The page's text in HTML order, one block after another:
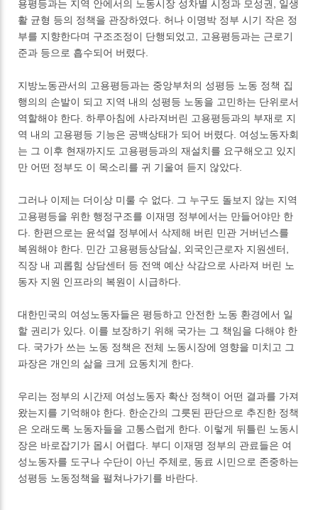
용평등과는 지역 안에서의 노동시장 성차별 시정과 모성권, 일생
활 균형 등의 정책을 관장하였다. 허나 이명박 정부 시기 작은 정
부를 지향한다며 구조조정이 단행되었고, 고용평등과는 근로기
준과 등으로 흡수되어 버렸다.
지방노동관서의 고용평등과는 중앙부처의 성평등 노동 정책 집
행의의 손발이 되고 지역 내의 성평등 노동을 고민하는 단위로서
역할해야 한다. 하루아침에 사라져버린 고용평등과의 부재로 지
역 내의 고용평등 기능은 공백상태가 되어 버렸다. 여성노동자회
는 그 이후 현재까지도 고용평등과의 재설치를 요구해오고 있지
만 어떤 정부도 이 목소리를 귀 기울여 듣지 않았다.
그러나 이제는 더이상 미룰 수 없다. 그 누구도 돌보지 않는 지역
고용평등을 위한 행정구조를 이재명 정부에서는 만들어야만 한
다. 한편으로는 윤석열 정부에서 삭제해 버린 민관 거버넌스를
복원해야 한다. 민간 고용평등상담실, 외국인근로자 지원센터,
직장 내 괴롭힘 상담센터 등 전액 예산 삭감으로 사라져 버린 노
동자 지원 인프라의 복원이 시급하다.
대한민국의 여성노동자들은 평등하고 안전한 노동 환경에서 일
할 권리가 있다. 이를 보장하기 위해 국가는 그 책임을 다해야 한
다. 국가가 쓰는 노동 정책은 전체 노동시장에 영향을 미치고 그
파장은 개인의 삶을 크게 요동치게 한다.
우리는 정부의 시간제 여성노동자 확산 정책이 어떤 결과를 가져
왔는지를 기억해야 한다. 한순간의 그릇된 판단으로 추진한 정책
은 오래도록 노동자들을 고통스럽게 한다. 이렇게 뒤틀린 노동시
장은 바로잡기가 몹시 어렵다. 부디 이재명 정부의 관료들은 여
성노동자를 도구나 수단이 아닌 주체로, 동료 시민으로 존중하는
성평등 노동정책을 펼쳐나가기를 바란다.